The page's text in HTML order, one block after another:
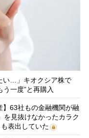
い…」キオクシア株で
一度”と再購入
】63社もの金融機関が融
を見抜けなかったカラク
表出していた